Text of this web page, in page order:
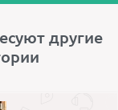
другие